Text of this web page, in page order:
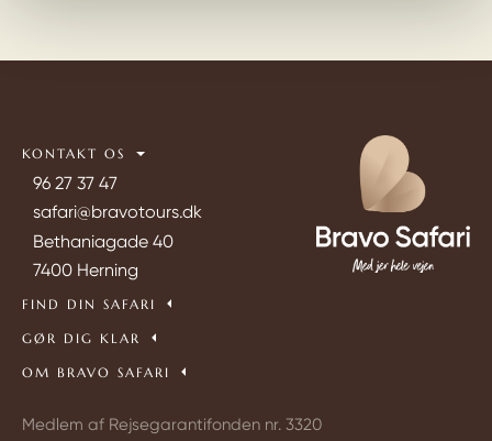
KONTAKT OS
96 27 37 47
safari@bravotours.dk
Bethaniagade 40
7400 Herning
FIND DIN SAFARI
GØR DIG KLAR
OM BRAVO SAFARI
Medlem af Rejsegarantifonden nr. 3320